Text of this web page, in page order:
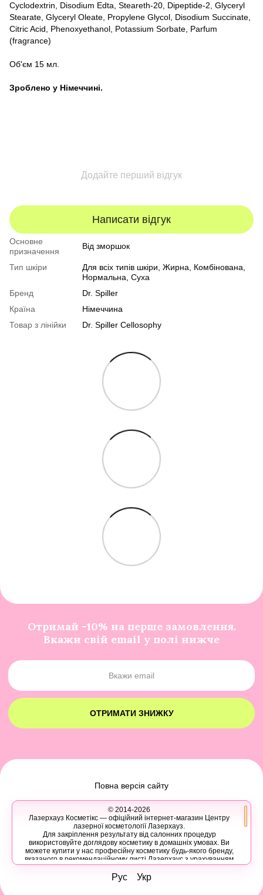
Cyclodextrin, Disodium Edta, Steareth-20, Dipeptide-2, Glyceryl
Stearate, Glyceryl Oleate, Propylene Glycol, Disodium Succinate,
Citric Acid, Phenoxyethanol, Potassium Sorbate, Parfum
(fragrance)
Об'єм 15 мл.
Зроблено у Німеччині.
Додайте перший відгук
Написати відгук
Основне
призначення
Від зморшок
Тип шкіри Для всіх типів шкіри, Жирна, Комбінована,
Нормальна, Суха
Бренд
Dr. Spiller
Країна
Німеччина
Товар з лінійки
Dr. Spiller Cellosophy
Отримай -10% на перше замовлення.
Вкажи свій email у полі нижче
ОТРИМАТИ ЗНИЖКУ
Повна версія сайту
© 2014-2026
Лазерхауз Косметікс — офіційний інтернет-магазин Центру
лазерної косметології Лазерхауз.
Для закріплення результату від салонних процедур
використовуйте доглядову косметику в домашніх умовах. Ви
можете купити у нас професійну косметику будь-якого бренду,
вказаного в рекомендаційному листі Лазерхаус з урахуванням
Ви також можете записатися на консультацію в Лазер Хауз до
косметолога, дерматолога, трихолога або іншого естетичного
Рус Укр